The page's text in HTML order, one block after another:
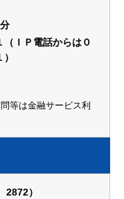
ＩＰ電話からは０
等は金融サービス利
）